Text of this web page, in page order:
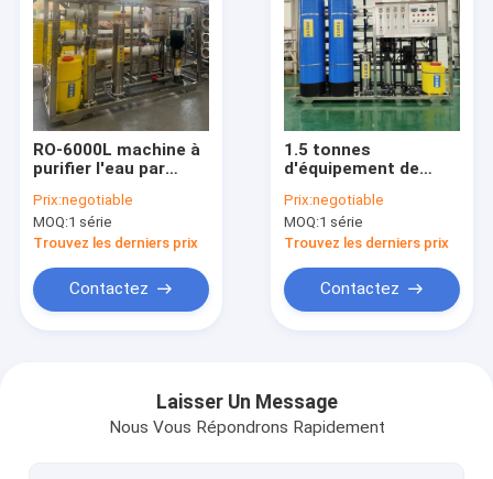
VR Show
A propos de nous
Visite d'usine
Contact
Demande de soumission
Équipement pour l'eau pure
RO-6000L machine à
purifier l'eau par
Prix:negotiable
MOQ:1 série
Trouvez les derniers prix
Contactez
1.5 tonnes
d'équipement de
pure à osmose
inverse RO à double
étage
Prix:negotiable
MOQ:1 série
Trouvez les derniers prix
Contactez
Laisser Un Message
Nous Vous Répondrons Rapidement